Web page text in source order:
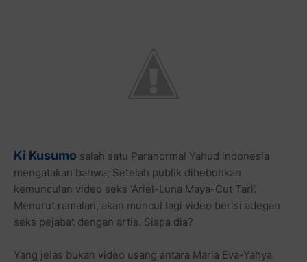
Ki Kusumo salah satu Paranormal Yahud indonesia
mengatakan bahwa; Setelah publik dihebohkan
kemunculan video seks ‘Ariel-Luna Maya-Cut Tari’.
Menurut ramalan, akan muncul lagi video berisi adegan
seks pejabat dengan artis. Siapa dia?
Yang jelas bukan video usang antara Maria Eva-Yahya